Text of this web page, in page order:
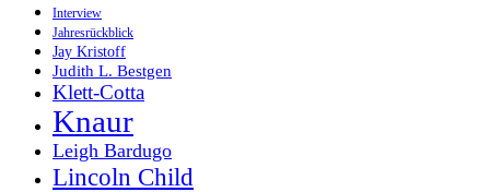
Interview
Jahresrückblick
Jay Kristoff
Judith L. Bestgen
Klett-Cotta
Knaur
Leigh Bardugo
Lincoln Child